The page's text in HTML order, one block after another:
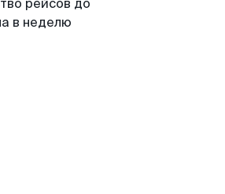
рейсов до
в неделю